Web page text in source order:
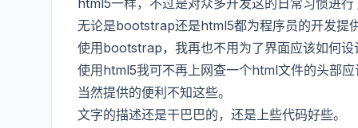
html5一样，不过是对众多开发这的日常习惯进行
无论是bootstrap还是html5都为程序员的开发提供
使用bootstrap，我再也不用为了界面应该如何设
使用html5我可不再上网查一个html文件的头部
当然提供的便利不知这些。
文字的描述还是干巴巴的，还是上些代码好些。